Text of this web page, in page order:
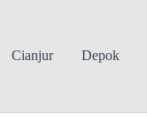
Cianjur Depok